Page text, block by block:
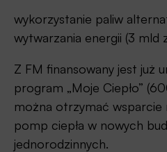
wykorzystanie paliw
wytwarzania energii (3 mld
Z FM finansowany jest już
program „Moje Ciepło”
można otrzymać wsparcie
pomp ciepła w nowych
jednorodzinnych.